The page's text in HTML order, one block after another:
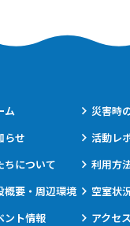
ム
らせ
ちについて
概要・周辺環境
ント情報
災害時
活動レ
利用方
空室状
アクセ